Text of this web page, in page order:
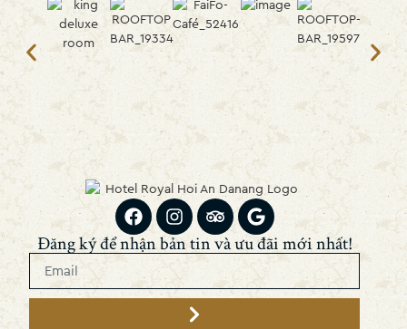
Đăng ký để nhận bản tin và ưu đãi mới nhất!